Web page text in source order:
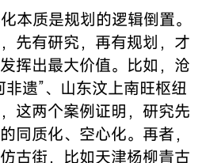
本质是规划的逻辑倒置。
先有研究，再有规划，才
挥出最大价值。比如，沧
遗”、山东汶上南旺枢纽
这两个案例证明，研究先
同质化、空心化。再者，
古街，比如天津杨柳青古